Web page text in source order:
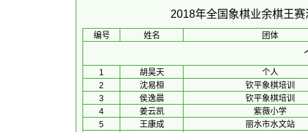
2018年全国象棋业余棋王
编号 姓名 团体
1 胡昊天
个人
2
沈易桓
钦平象棋培训
3
侯逸晨
钦平象棋培训
4
姜云凯
紫薇小学
5
王康成
丽水市水文站